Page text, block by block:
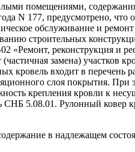
помещениями,
N 177, предусмотрено, что
обслуживание и
строительных
«Ремонт, реконструкция и
замена) участков
кровель входит в
слоя покрытия. При
крепления кровли к
СНБ 5.08.01. Рулонный ковер
в надлежащем